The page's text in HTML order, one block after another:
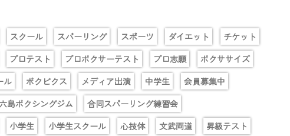
スクール スパーリング スポーツ ダイエット
チケット
プロテスト プロボクサーテスト プロ志願
ボクササイズ
ル ボクビクス メディア出演 中学生
会員募集中
六島ボクシングジム
合同スパーリング練習会
小学生 小学生スクール 心技体 文武両道
昇級テスト